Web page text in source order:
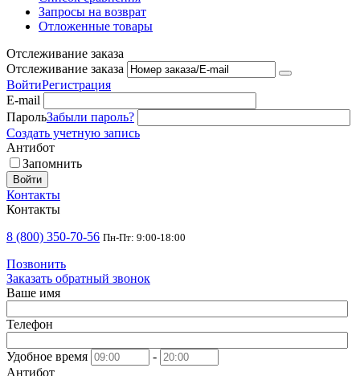
Запросы на возврат
Отложенные товары
Отслеживание заказа
Отслеживание заказа
ВойтиРегистрация
E-mail
ПарольЗабыли пароль?
Создать учетную запись
Антибот
Запомнить
Войти
Контакты
Контакты
8 (800) 350-70-56 Пн-Пт: 9:00-18:00
Позвонить
Заказать обратный звонок
Ваше имя
Телефон
Удобное время
-
Антибот